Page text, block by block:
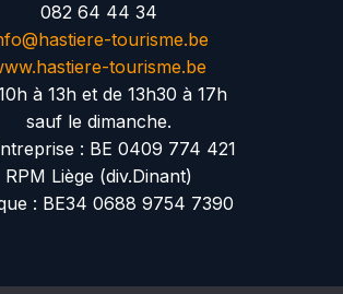
082 64 44 34
tourisme.be
tourisme.be
à 13h et de 13h30 à 17h
sauf le dimanche.
: BE 0409 774 421
RPM Liège (div.Dinant)
: BE34 0688 9754 7390